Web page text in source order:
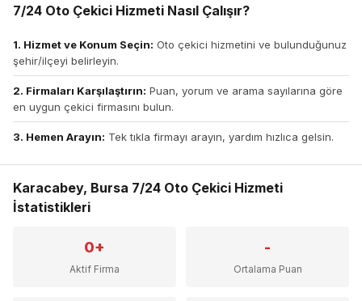
7/24 Oto Çekici Hizmeti Nasıl Çalışır?
1. Hizmet ve Konum Seçin: Oto çekici hizmetini ve bulunduğunuz
şehir/ilçeyi belirleyin.
2. Firmaları Karşılaştırın: Puan, yorum ve arama sayılarına göre
en uygun çekici firmasını bulun.
3. Hemen Arayın: Tek tıkla firmayı arayın, yardım hızlıca gelsin.
Karacabey, Bursa 7/24 Oto Çekici Hizmeti
İstatistikleri
0+
Aktif Firma
-
Ortalama Puan